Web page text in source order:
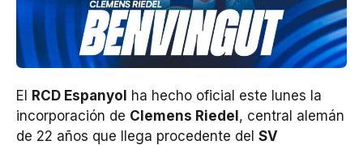
El RCD Espanyol ha hecho oficial este lunes la
incorporación de Clemens Riedel, central alemán
de 22 años que llega procedente del SV